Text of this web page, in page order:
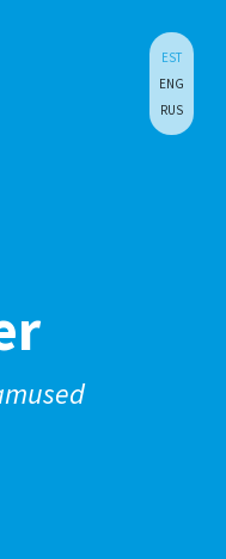
EST
ENG
RUS